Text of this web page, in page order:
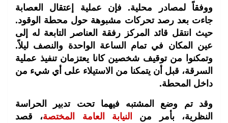
ووفقاً لمصادر محلية. فإن عملية إعتقال العصابة
جاءت بعد رصد تحركات مشبوهة حول محطة الوقود.
حيث انتقل قائد المركز رفقة العناصر التابعة له إلى
عين المكان في تمام الساعة الواحدة والنصف ليلاً.
وتمكنوا من توقيف شخصين كانا يعتزمان تنفيذ عملية
السرقة، قبل أن يتمكنا من الاستيلاء على أي شيء من
داخل المحطة.
وقد تم وضع المشتبه فيهما تحت تدبير الحراسة
النظرية، بأمر من
النيابة العامة المختصة، قصد